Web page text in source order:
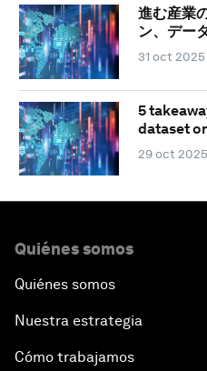
進む産業
ン、デー
31 oct 2025
5
dataset
29 oct 2025
Quiénes somos
Quiénes somos
Nuestra estrategia
Cómo trabajamos